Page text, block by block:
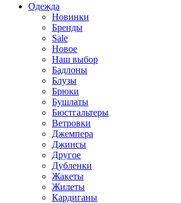
Одежда
Новинки
Бренды
Sale
Новое
Наш выбор
Бадлоны
Блузы
Брюки
Бушлаты
Бюстгальтеры
Ветровки
Джемпера
Джинсы
Другое
Дубленки
Жакеты
Жилеты
Кардиганы